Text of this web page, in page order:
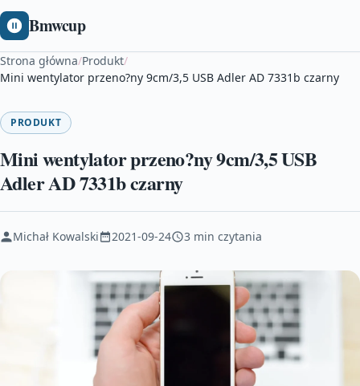
Bmwcup
Strona główna/Produkt/
Mini wentylator przeno?ny 9cm/3,5 USB Adler AD 7331b czarny
PRODUKT
Mini wentylator przeno?ny 9cm/3,5 USB
Adler AD 7331b czarny
Michał Kowalski 2021-09-24 3 min czytania